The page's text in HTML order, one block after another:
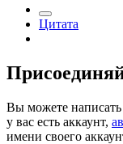
Цитата
Вы можете написать
у вас есть аккаунт,
имени своего